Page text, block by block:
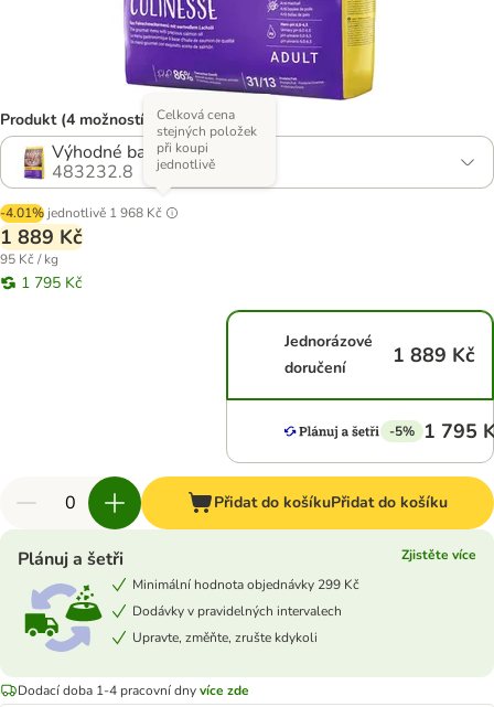
Produkt (4 možností)
Výhodné balení 2 x 10 kg
483232.8
-4.01% jednotlivě 1 968 Kč
Celková cena
stejných položek
při koupi
jednotlivě
1 889 Kč
95 Kč / kg
1 795 Kč
Jednorázové
doručení
1 889 Kč
-5% 1 795
Přidat do košíkuPřidat do košíku
Plánuj a šetři
Zjistěte více
Minimální hodnota objednávky 299 Kč
Dodávky v pravidelných intervalech
Upravte, změňte, zrušte kdykoli
Dodací doba 1-4 pracovní dnyvíce zde